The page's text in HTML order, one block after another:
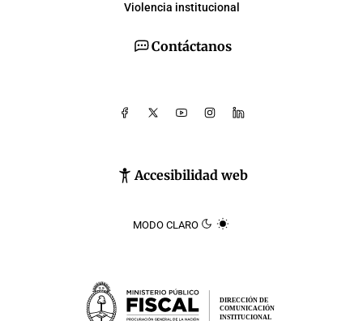
Contáctanos
Accesibilidad web
MODO CLARO
Violencia institucional
DIRECCIÓN DE
COMUNICACIÓN
INSTITUCIONAL